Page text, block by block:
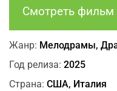
Смотреть фильм
Жанр: Мелодрамы,
Год релиза: 2025
Страна: США, Италия